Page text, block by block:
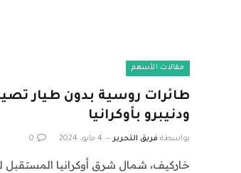
مقالات الأسهم
ودنيبرو بأوكرانيا
بواسطة فريق التحرير 4 مايو، 2024 0
خاركيف، شمال شرق أوكرانيا